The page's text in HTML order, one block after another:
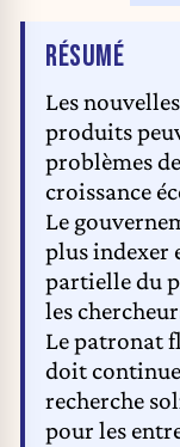
RÉSUMÉDE
Les
produits
problèmes
croissance
Le
plus indexer
partielle du
les
Le patronat
doit
recherche
pour les